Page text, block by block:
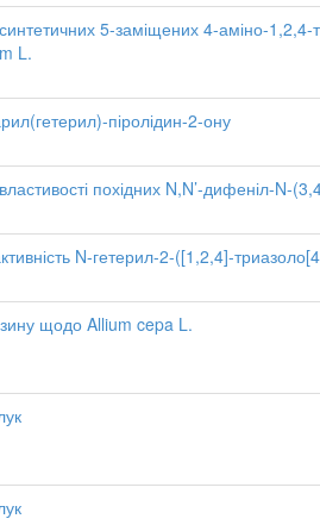
5-заміщених 4-аміно-1,2,4-
L.
піролідин-2-ону
похідних N,N’-дифеніл-N-
N-гетерил-2-([1,2,4]-
щодо Allium cepa L.